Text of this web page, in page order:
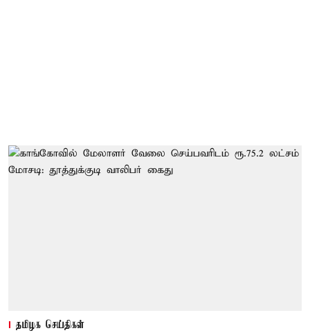
தமிழக செய்திகள்